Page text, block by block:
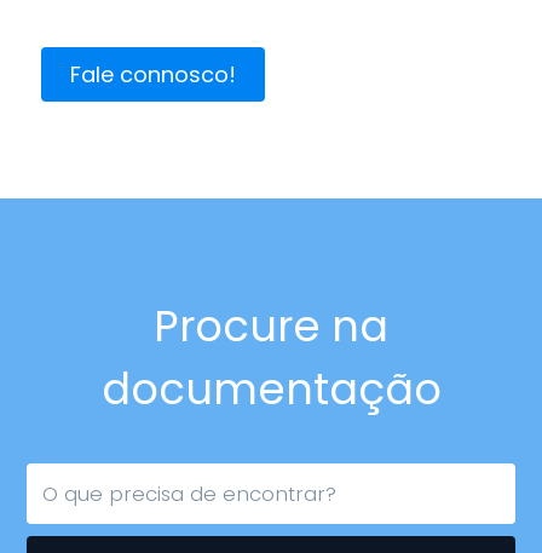
Fale connosco!
Procure na
documentação